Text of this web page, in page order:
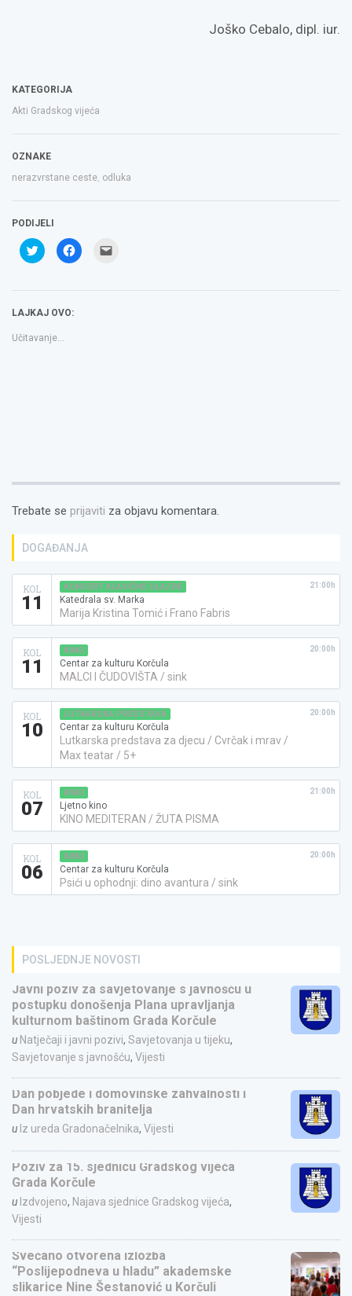
Joško Cebalo, dipl. iur.
KATEGORIJA
Akti Gradskog vijeća
OZNAKE
nerazvrstane ceste odluka
PODIJELI
Podijeli
na
Twitteru
u
prozoru)
Klikom
podijelite
u to
LAJKAJ OVO:
Učitavanje...
Trebate se prijaviti za objavu komentara.
DOGAĐANJA
KOL
11
KONCERT KLASIČNE GLAZBE
Katedrala sv. Marka
Marija Kristina Tomić i Frano Fabris
21:00h
KOL
11
KINO
Centar za kulturu Korčula
MALCI I ČUDOVIŠTA / sink
20:00h
KOL
10
LUTKARSKA PREDSTAVA
Centar za kulturu Korčula
Lutkarska predstava za djecu / Cvrčak i mrav /
Max teatar / 5+
20:00h
KOL
07
KINO
Ljetno kino
KINO MEDITERAN / ŽUTA PISMA
21:00h
KOL
06
KINO
Centar za kulturu Korčula
Psići u ophodnji: dino avantura / sink
20:00h
POSLJEDNJE NOVOSTI
Javni poziv za savjetovanje s javnošću u
postupku donošenja Plana upravljanja
kulturnom baštinom Grada Korčule
u Natječaji i javni pozivi, Savjetovanja u tijeku,
Savjetovanje s javnošću, Vijesti
Dan pobjede i domovinske zahvalnosti i
Dan hrvatskih branitelja
u Iz ureda Gradonačelnika, Vijesti
Poziv za 15. sjednicu Gradskog vijeća
Grada Korčule
u Izdvojeno, Najava sjednice Gradskog vijeća,
Vijesti
Svečano otvorena izložba
“Poslijepodneva u hladu” akademske
slikarice Nine Šestanović u Korčuli